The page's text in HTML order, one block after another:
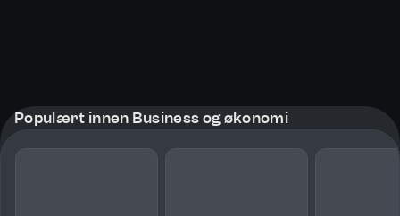
Populært innen Business og økonomi